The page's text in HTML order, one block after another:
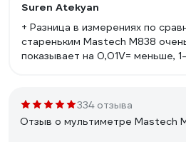
Suren Atekyan
+ Разница в измерениях по
стареньким Mastech M838
показывает на 0,01V= меньше,
провода, с щупами от Maste
334 отзыва
Отзыв о мультиметре Mastech